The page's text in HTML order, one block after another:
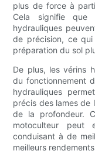
plus de force à
Cela signifie que
hydrauliques
de précision, ce
préparation du sol
De plus, les vérins
du fonctionnement
hydrauliques
précis des lames de
de la profondeur.
motoculteur peut
conduisant à de
meilleurs